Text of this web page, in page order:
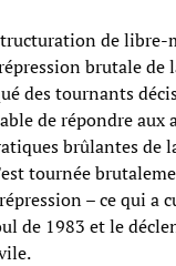
de libre-
brutale de
des tournants
de répondre aux
brûlantes de
tournée
– ce qui a
de 1983 et le